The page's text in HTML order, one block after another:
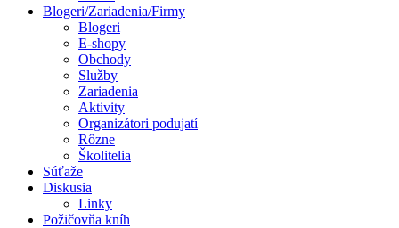
Blogeri/Zariadenia/Firmy
Blogeri
E-shopy
Obchody
Služby
Zariadenia
Aktivity
Organizátori podujatí
Rôzne
Školitelia
Súťaže
Diskusia
Linky
Požičovňa kníh